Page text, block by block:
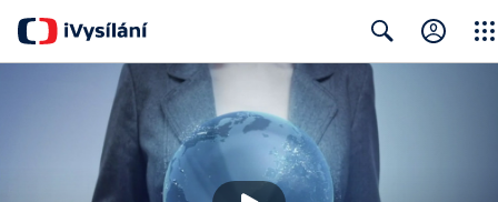
Search